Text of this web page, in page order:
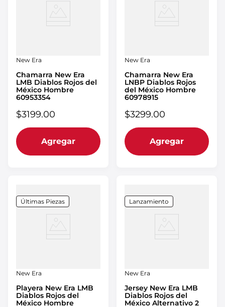
New Era
Chamarra New Era
LMB Diablos Rojos del
México Hombre
60953354
$3199.00
Agregar
New Era
Chamarra New Era
LNBP Diablos Rojos
del México Hombre
60978915
$3299.00
Agregar
Últimas Piezas
New Era
Playera New Era LMB
Diablos Rojos del
México Hombre
Lanzamiento
New Era
Jersey New Era LMB
Diablos Rojos del
México Alternativo 2